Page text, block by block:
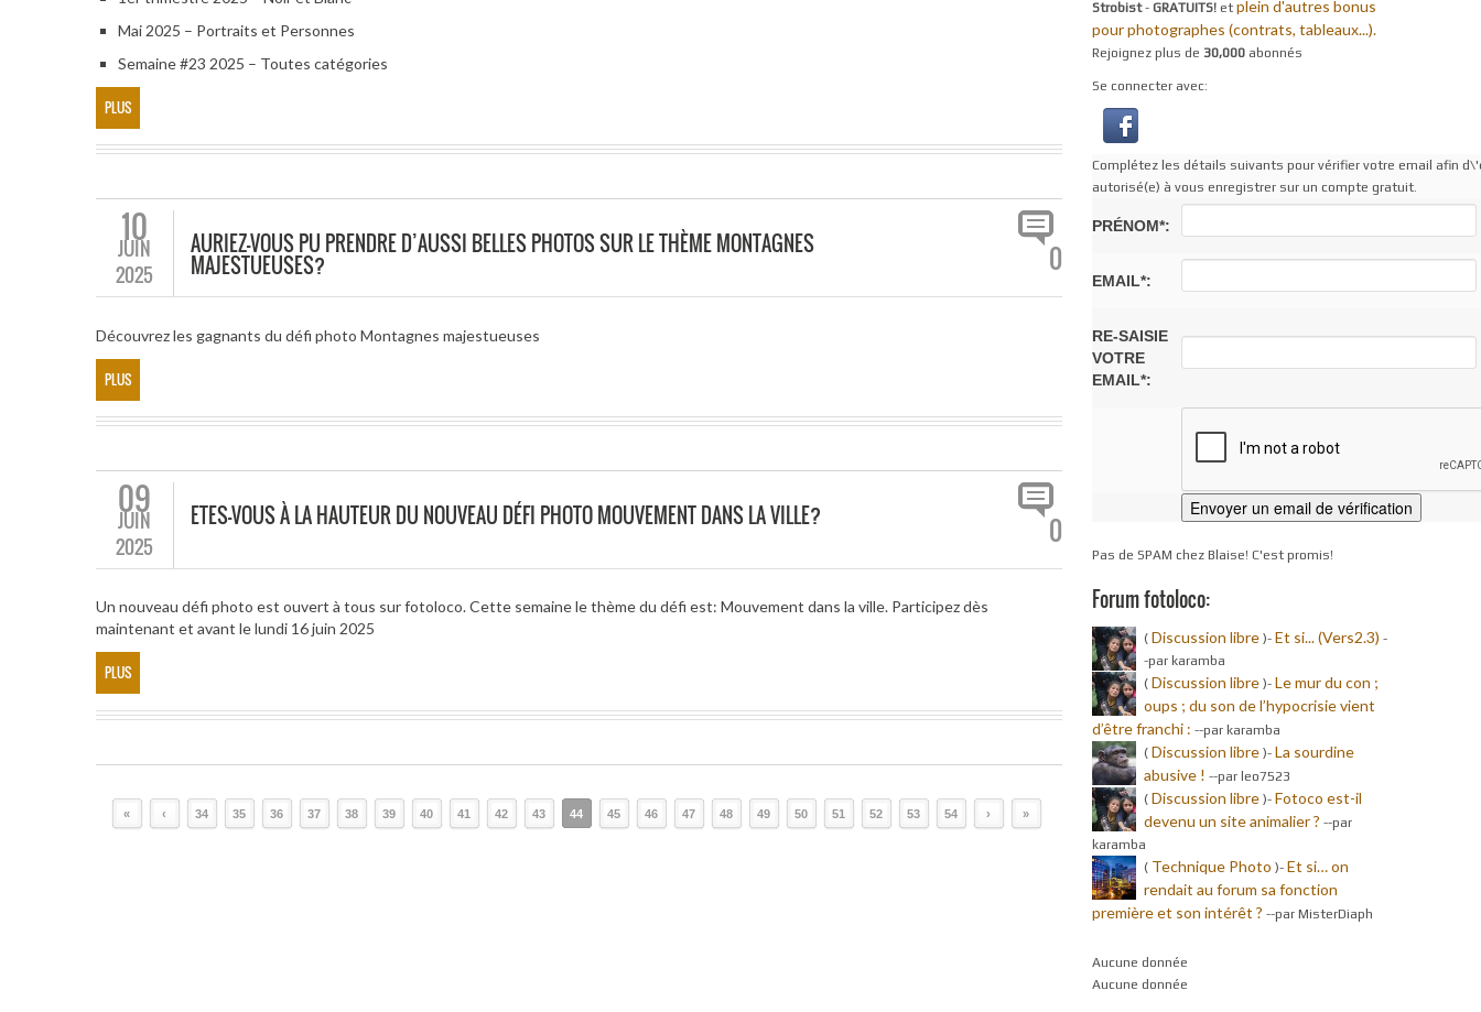
Mai 2025 – Portraits et Personnes
Semaine #23 2025 – Toutes catégories
PLUS
10
JUIN
2025
AURIEZ-VOUS PU PRENDRE D’AUSSI BELLES PHOTOS SUR LE THÈME MONTAGNES
MAJESTUEUSES? 0
Découvrez les gagnants du défi photo Montagnes majestueuses
PLUS
09
JUIN
2025
ETES-VOUS À LA HAUTEUR DU NOUVEAU DÉFI PHOTO MOUVEMENT DANS LA VILLE? 0
Un nouveau défi photo est ouvert à tous sur fotoloco. Cette semaine le thème du défi est: Mouvement dans la ville. Participez dès
maintenant et avant le lundi 16 juin 2025
PLUS
« ‹ 34 35 36 37 38 39 40 41 42 43 44 45 46 47 48 49 50 51 52 53 54 › »
Strobist- GRATUITS! et plein d'autres bonus
pour photographes (contrats, tableaux...).
Rejoignez plus de 30,000abonnés
Se connecter avec:
Complétez les détails suivants pour vérifier votre email afin
autorisé(e) à vous enregistrer sur un compte gratuit.
PRÉNOM*:
EMAIL*:
RE-SAISIE
VOTRE
EMAIL*:
Pas de SPAM chez Blaise! C'est promis!
Forum fotoloco:
( Discussion libre)- Et si... (Vers2.3) -
-par karamba
( Discussion libre)- Le mur du con ;
oups ; du son de l’hypocrisie vient
d’être franchi : --par karamba
( Discussion libre)- La sourdine
abusive ! --par leo7523
( Discussion libre)- Fotoco est-il
devenu un site animalier ? --par
karamba
( Technique Photo )- Et si… on
rendait au forum sa fonction
première et son intérêt ? --par MisterDiaph
Aucune donnée
Aucune donnée